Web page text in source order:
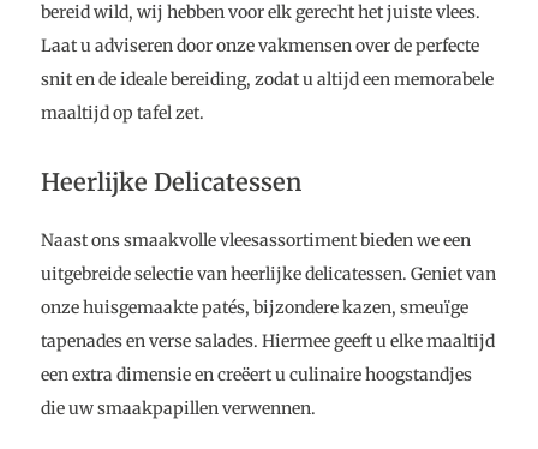
bereid wild, wij hebben voor elk gerecht het juiste vlees.
Laat u adviseren door onze vakmensen over de perfecte
snit en de ideale bereiding, zodat u altijd een memorabele
maaltijd op tafel zet.
Heerlijke Delicatessen
Naast ons smaakvolle vleesassortiment bieden we een
uitgebreide selectie van heerlijke delicatessen. Geniet van
onze huisgemaakte patés, bijzondere kazen, smeuïge
tapenades en verse salades. Hiermee geeft u elke maaltijd
een extra dimensie en creëert u culinaire hoogstandjes
die uw smaakpapillen verwennen.